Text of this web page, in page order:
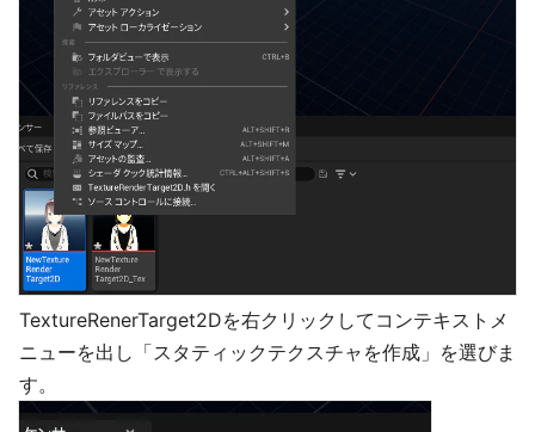
TextureRenerTarget2Dを右クリックしてコンテキストメ
ニューを出し「スタティックテクスチャを作成」を選びま
す。